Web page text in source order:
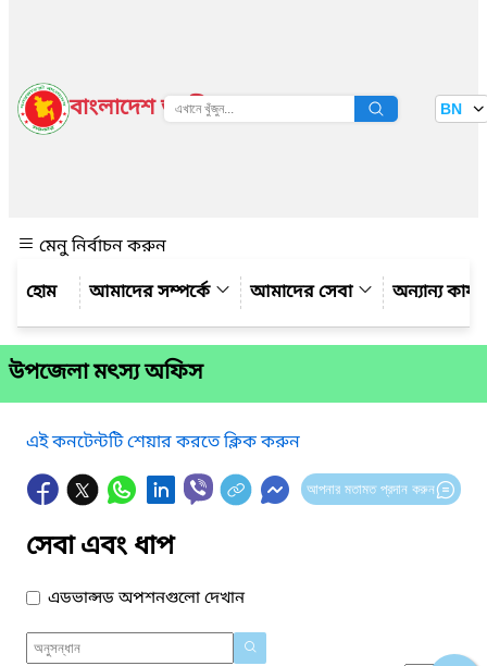
বাংলাদেশ জাতীয় তথ্য বাতায়ন BN
মেনু নির্বাচন করুন
আমাদের সম্পর্কে
আমাদের সেবা অন্যান্য
উপজেলা মৎস্য অফিস
এই কনটেন্টটি শেয়ার করতে ক্লিক করুন
আপনার মতামত প্রদান করুন
সেবা এবং ধাপ
এডভান্সড অপশনগুলো দেখান